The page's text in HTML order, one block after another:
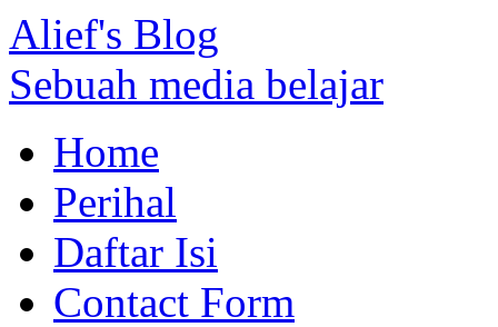
Alief's Blog
Sebuah media belajar
Home
Perihal
Daftar Isi
Contact Form